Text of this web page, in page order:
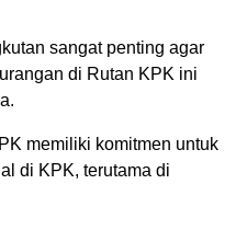
sangat penting agar
di Rutan KPK ini
memiliki komitmen untuk
di KPK, terutama di